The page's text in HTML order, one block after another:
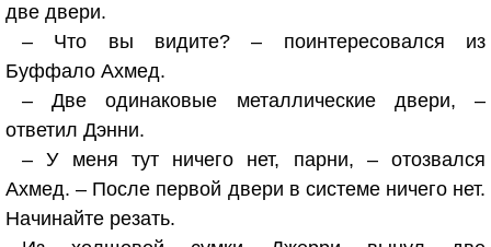
две двери.
– Что вы видите? – поинтересовался из
Буффало Ахмед.
– Две одинаковые металлические двери, –
ответил Дэнни.
– У меня тут ничего нет, парни, – отозвался
Ахмед. – После первой двери в системе ничего нет.
Начинайте резать.